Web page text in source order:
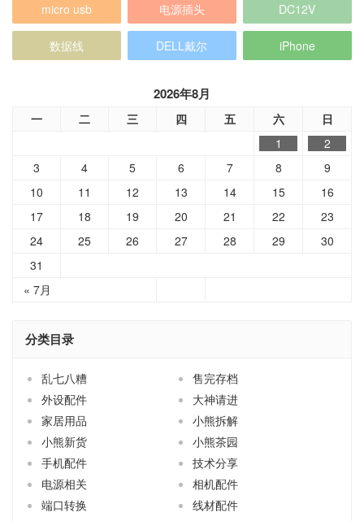
micro usb 电源插头 DC12V
数据线 DELL戴尔 iPhone
2026年8月
一 二 三 四 五 六 日
« 7月
1
2
3
4 5 6 7 8
9
10
11 12 13 14 15
16
17
18 19 20 21 22
23
24
25 26 27 28 29
30
31
分类目录
乱七八糟
售完存档
外设配件
大神请进
家居用品
小熊拆解
小熊新货
小熊茶园
手机配件
技术分享
电源相关
相机配件
端口转换
线材配件